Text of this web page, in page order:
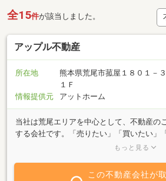
全15件が該当しました。
アップル不動産
所在地
熊本県荒尾市菰屋１８０１－
１Ｆ
情報提供元
アットホーム
当社は荒尾エリアを中心として、不動産の
する会社です。「売りたい」「買いたい」
い」荒尾市に限らず、物件を幅広くご案内
望に併せたスピーディな対応を心掛けてい
もっと見る
この不動産会社が